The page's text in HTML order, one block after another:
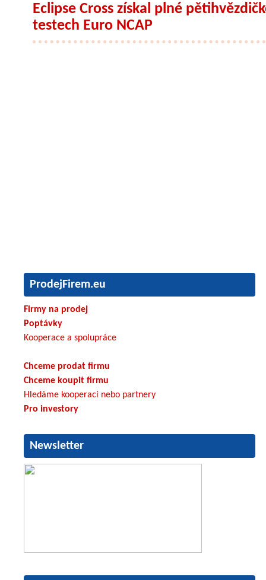
Eclipse Cross získal plné
testech Euro NCAP
ProdejFirem.eu
Firmy na prodej
Poptávky
Kooperace a spolupráce
Chceme prodat firmu
Chceme koupit firmu
Hledáme kooperaci nebo partnery
Pro investory
Newsletter